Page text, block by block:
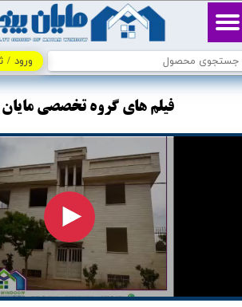
بِسْمِ ٱللَّٰهِ ٱلرَّحْمَٰنِ
ٱلرَّحِيمِ / اللهم اكفني
بحلالك عن حرامك، وأغنني
بفضلك عمَّن سواك
ورود /
حساب کاربری من
تغییر گذر واژه
خروج از حساب کاربری
​​​​فیلم های گروه تخصصي مايان